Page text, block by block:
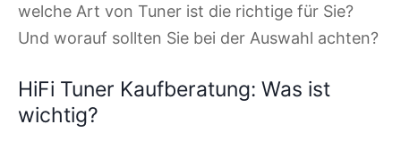
welche Art von Tuner ist die richtige für Sie?
Und worauf sollten Sie bei der Auswahl achten?
HiFi Tuner Kaufberatung: Was ist
wichtig?